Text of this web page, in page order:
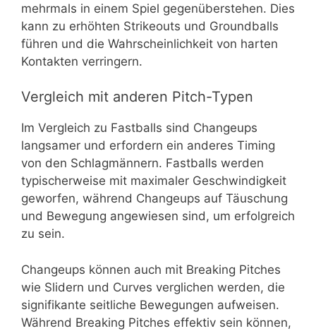
mehrmals in einem Spiel gegenüberstehen. Dies
kann zu erhöhten Strikeouts und Groundballs
führen und die Wahrscheinlichkeit von harten
Kontakten verringern.
Vergleich mit anderen Pitch-Typen
Im Vergleich zu Fastballs sind Changeups
langsamer und erfordern ein anderes Timing
von den Schlagmännern. Fastballs werden
typischerweise mit maximaler Geschwindigkeit
geworfen, während Changeups auf Täuschung
und Bewegung angewiesen sind, um erfolgreich
zu sein.
Changeups können auch mit Breaking Pitches
wie Slidern und Curves verglichen werden, die
signifikante seitliche Bewegungen aufweisen.
Während Breaking Pitches effektiv sein können,